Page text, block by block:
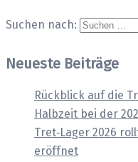
Suchen nach:
Neueste Beiträge
Rückblick auf die
Halbzeit bei der
Tret‑Lager 2026
eröffnet